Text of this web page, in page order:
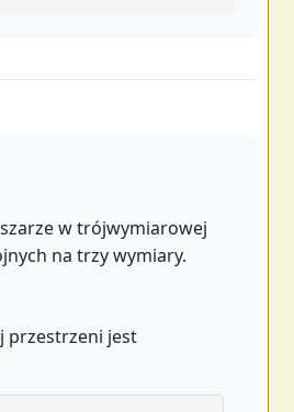
w trójwymiarowej
na trzy wymiary.
przestrzeni jest